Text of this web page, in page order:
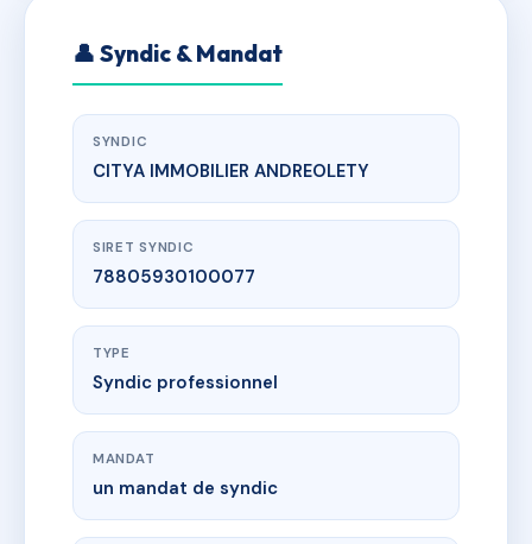
👤 Syndic & Mandat
SYNDIC
CITYA IMMOBILIER ANDREOLETY
SIRET SYNDIC
78805930100077
TYPE
Syndic professionnel
MANDAT
un mandat de syndic